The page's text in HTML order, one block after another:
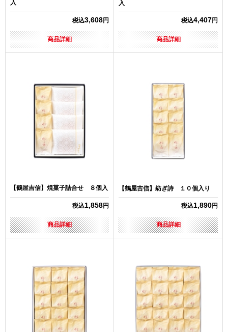
入
税込3,608円
商品詳細
入
税込4,407円
商品詳細
【鶴屋吉信】焼菓子詰合せ ８個入
税込1,858円
商品詳細
【鶴屋吉信】紡ぎ詩 １０個入り
税込1,890円
商品詳細